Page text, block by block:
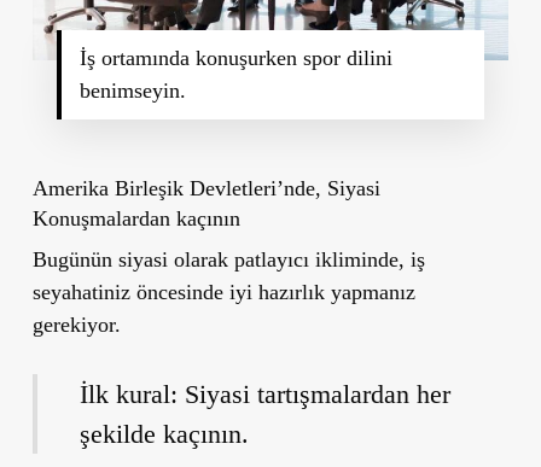
İş ortamında konuşurken spor dilini
benimseyin.
Amerika Birleşik Devletleri’nde, Siyasi
Konuşmalardan kaçının
Bugünün siyasi olarak patlayıcı ikliminde, iş
seyahatiniz öncesinde iyi hazırlık yapmanız
gerekiyor.
İlk kural: Siyasi tartışmalardan her
şekilde kaçının.